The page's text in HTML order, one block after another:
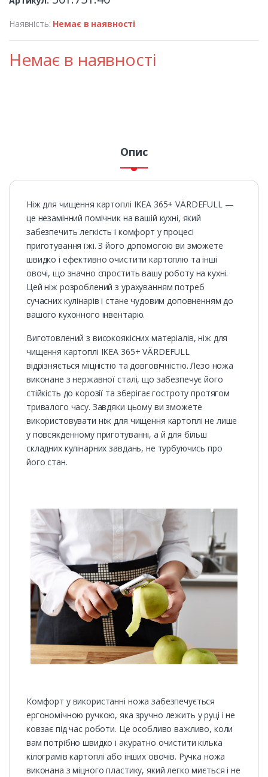
Наявність: Немає в наявності
Немає в наявності
Опис
Ніж для чищення картоплі IKEA 365+ VÄRDEFULL —
це незамінний помічник на вашій кухні, який
забезпечить легкість і комфорт у процесі
приготування їжі. З його допомогою ви зможете
швидко і ефективно очистити картоплю та інші
овочі, що значно спростить вашу роботу на кухні.
Цей ніж розроблений з урахуванням потреб
сучасних кулінарів і стане чудовим доповненням до
вашого кухонного інвентарю.
Виготовлений з високоякісних матеріалів, ніж для
чищення картоплі IKEA 365+ VÄRDEFULL
відрізняється міцністю та довговічністю. Лезо ножа
виконане з нержавної сталі, що забезпечує його
стійкість до корозії та зберігає гостроту протягом
тривалого часу. Завдяки цьому ви зможете
використовувати ніж для чищення картоплі не лише
у повсякденному приготуванні, а й для більш
складних кулінарних завдань, не турбуючись про
його стан.
Комфорт у використанні ножа забезпечується
ергономічною ручкою, яка зручно лежить у руці і не
ковзає під час роботи. Це особливо важливо, коли
вам потрібно швидко і акуратно очистити кілька
кілограмів картоплі або інших овочів. Ручка ножа
виконана з міцного пластику, який легко миється і не